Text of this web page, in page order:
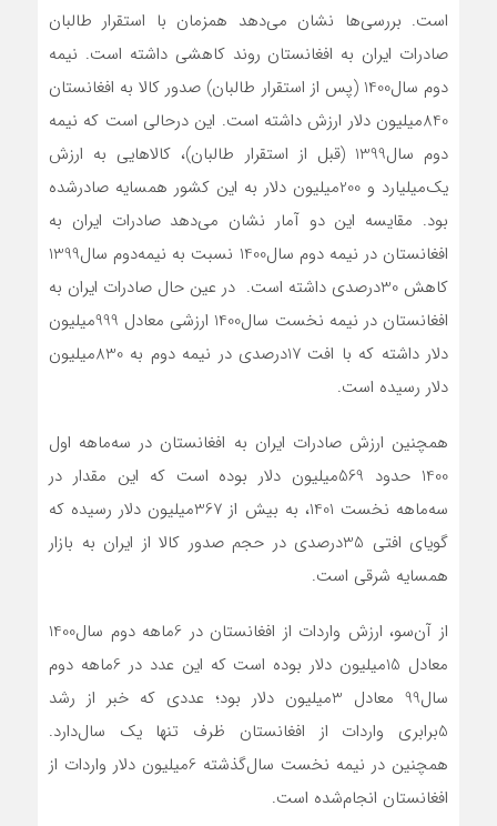
است. بررسی‌ها نشان می‌دهد همزمان با استقرار طالبان
صادرات ایران به افغانستان روند کاهشی داشته است. نیمه
دوم سال‌1400 (پس از استقرار طالبان) صدور کالا به افغانستان
840میلیون دلار ارزش داشته است. این درحالی است که نیمه
دوم سال‌1399 (قبل از استقرار طالبان)، کالاهایی به ارزش
یک‌میلیارد و 200‌میلیون دلار به این کشور همسایه صادرشده
بود. مقایسه این دو آمار نشان می‌دهد صادرات ایران به
افغانستان در نیمه دوم سال‌1400 نسبت به نیمه‌دوم سال‌1399
کاهش 30‌درصدی داشته است. در عین حال صادرات ایران به
افغانستان در نیمه نخست سال‌1400 ارزشی معادل 999‌میلیون
دلار داشته که با افت 17‌درصدی در نیمه دوم به 830‌میلیون
دلار رسیده است.
همچنین ارزش صادرات ایران به افغانستان در سه‌ماهه اول
1400 حدود 569‌میلیون دلار بوده است که این مقدار در
سه‌ماهه نخست 1401، به بیش از 367میلیون دلار رسیده که
گویای افتی 35‌درصدی در حجم صدور کالا از ایران به بازار
همسایه شرقی است.
از آن‌سو، ارزش واردات از افغانستان در 6‌ماهه دوم سال‌1400
معادل 15‌میلیون دلار بوده است که این عدد در 6‌ماهه دوم
سال‌99 معادل 3‌میلیون دلار بود؛ عددی که خبر از رشد
5برابری واردات از افغانستان ظرف تنها یک سال‌دارد.
همچنین در نیمه نخست سال‌گذشته 6‌میلیون دلار واردات از
افغانستان انجام‌شده است.